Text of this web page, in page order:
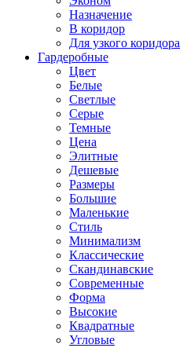
Назначение
В коридор
Для узкого коридора
Гардеробные
Цвет
Белые
Светлые
Серые
Темные
Цена
Элитные
Дешевые
Размеры
Большие
Маленькие
Стиль
Минимализм
Классические
Скандинавские
Современные
Форма
Высокие
Квадратные
Угловые